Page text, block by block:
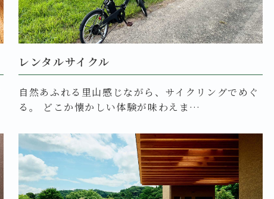
レンタルサイクル
自然あふれる里山感じながら、サイクリングでめぐ
る。 どこか懐かしい体験が味わえま…